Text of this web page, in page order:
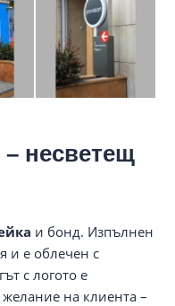
несветещ
и бонд. Изпълнен
и е облечен с
с логото е
на клиента –